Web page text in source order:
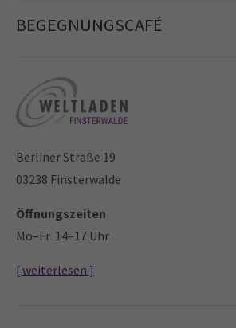
BEGEGNUNGSCAFÉ
Berliner Straße 19
03238 Finsterwalde
Öffnungszeiten
Mo–Fr 14–17 Uhr
[ weiterlesen ]